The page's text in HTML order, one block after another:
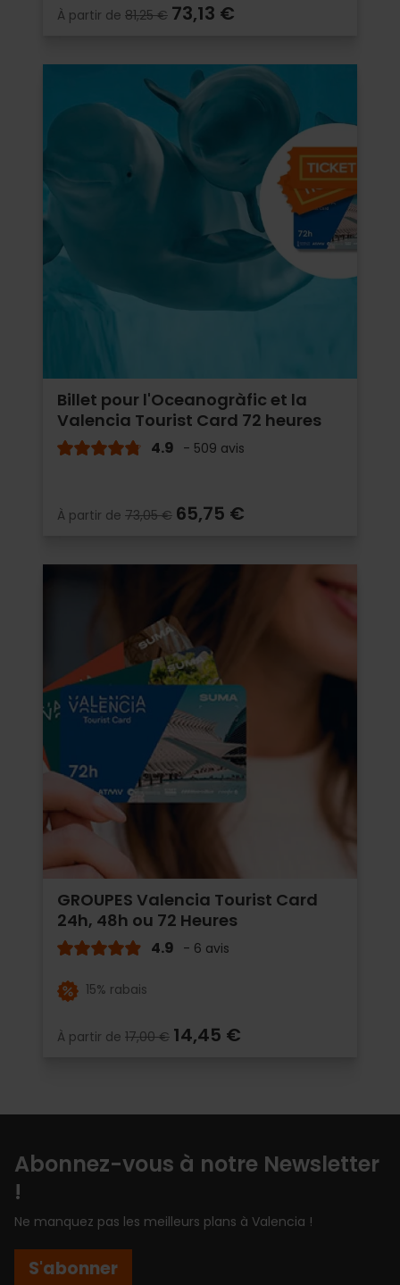
À partir de 81,25 € 73,13 €
Billet pour l'Oceanogràfic et la
Valencia Tourist Card 72 heures
4.9 - 509 avis
À partir de 73,05 € 65,75 €
GROUPES Valencia Tourist Card
24h, 48h ou 72 Heures
4.9 - 6 avis
15% rabais
À partir de 17,00 € 14,45 €
Abonnez-vous à notre Newsletter
!
Ne manquez pas les meilleurs plans à Valencia !
S'abonner